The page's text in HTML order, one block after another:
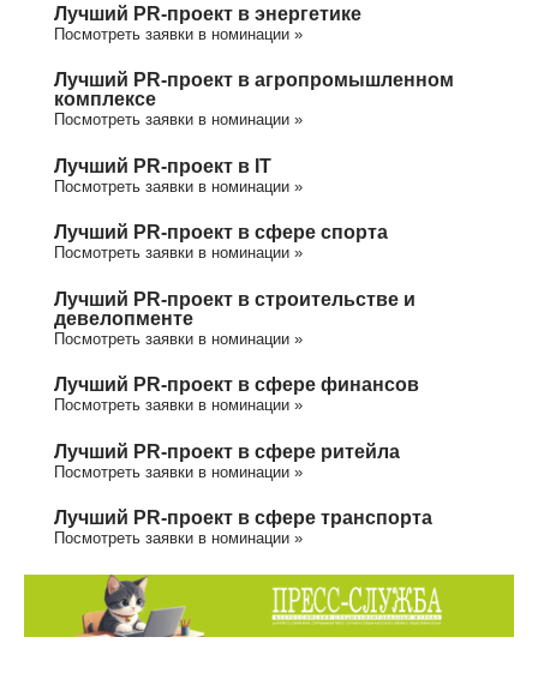
Лучший PR-проект в энергетике
Посмотреть заявки в номинации »
Лучший PR-проект в агропромышленном
комплексе
Посмотреть заявки в номинации »
Лучший PR-проект в IT
Посмотреть заявки в номинации »
Лучший PR-проект в сфере спорта
Посмотреть заявки в номинации »
Лучший PR-проект в строительстве и
девелопменте
Посмотреть заявки в номинации »
Лучший PR-проект в сфере финансов
Посмотреть заявки в номинации »
Лучший PR-проект в сфере ритейла
Посмотреть заявки в номинации »
Лучший PR-проект в сфере транспорта
Посмотреть заявки в номинации »